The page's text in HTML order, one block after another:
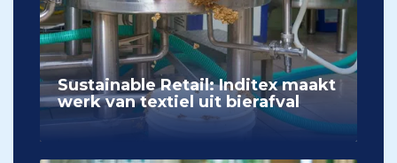
Sustainable Retail: Inditex maakt
werk van textiel uit bierafval